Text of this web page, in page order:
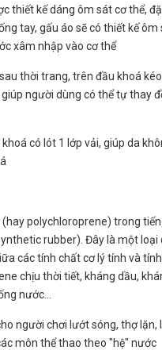
thiết kế dáng ôm sát cơ thể,
tay, gấu áo sẽ có thiết kế
xâm nhập vào cơ thể
thời trang, trên đầu khoá
giúp người dùng có thể tự thay
có lót 1 lớp vải, giúp da
(hay polychloroprene) trong
rubber). Đây là một loại
các tính chất cơ lý tính và
chịu thời tiết, kháng dầu,
nước…
người chơi lướt sóng, thợ lặn,
môn thể thao theo "hệ" nước